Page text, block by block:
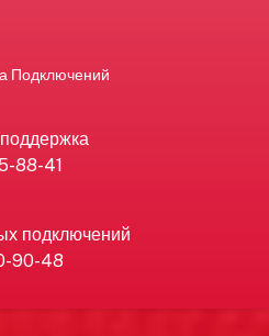
Подключений
88-41
подключений
90-48
и
в Москве